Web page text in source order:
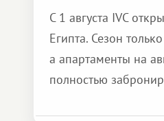
С 1 августа IVC
Египта. Сезон
а апартаменты на
полностью